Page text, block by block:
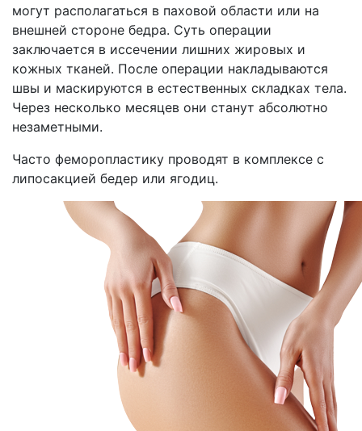
могут располагаться в паховой области или на
внешней стороне бедра. Суть операции
заключается в иссечении лишних жировых и
кожных тканей. После операции накладываются
швы и маскируются в естественных складках тела.
Через несколько месяцев они станут абсолютно
незаметными.
Часто феморопластику проводят в комплексе с
липосакцией бедер или ягодиц.